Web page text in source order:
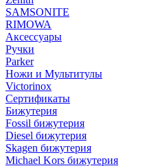
SAMSONITE
RIMOWA
Аксессуары
Ручки
Parker
Ножи и Мультитулы
Victorinox
Сертификаты
Бижутерия
Fossil бижутерия
Diesel бижутерия
Skagen бижутерия
Michael Kors бижутерия